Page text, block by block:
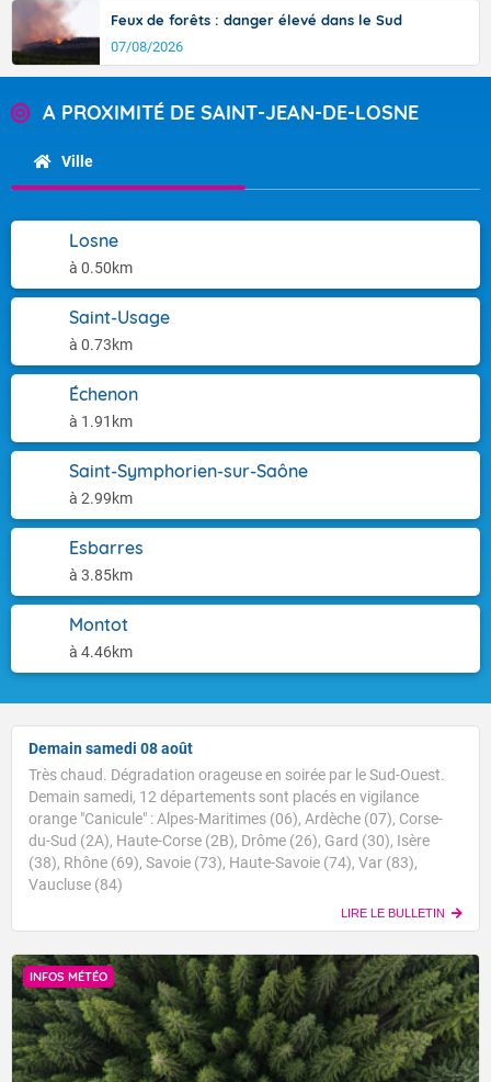
Feux de forêts : danger élevé dans le Sud
07/08/2026
A PROXIMITÉ DE SAINT-JEAN-DE-LOSNE
Ville
Losne
à 0.50km
Saint-Usage
à 0.73km
Échenon
à 1.91km
Saint-Symphorien-sur-Saône
à 2.99km
Esbarres
à 3.85km
Montot
à 4.46km
Demain samedi 08 août
Très chaud. Dégradation orageuse en soirée par le Sud-Ouest.
Demain samedi, 12 départements sont placés en vigilance
orange "Canicule" : Alpes-Maritimes (06), Ardèche (07), Corse-
du-Sud (2A), Haute-Corse (2B), Drôme (26), Gard (30), Isère
(38), Rhône (69), Savoie (73), Haute-Savoie (74), Var (83),
Vaucluse (84)
LIRE LE BULLETIN
INFOS MÉTÉO